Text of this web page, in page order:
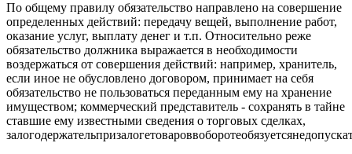
По общему правилу обязательство направлено на совершение
определенных действий: передачу вещей, выполнение работ,
оказание услуг, выплату денег и т.п. Относительно реже
обязательство должника выражается в необходимости
воздержаться от совершения действий: например, хранитель,
если иное не обусловлено договором, принимает на себя
обязательство не пользоваться переданным ему на хранение
имуществом; коммерческий представитель - сохранять в тайне
ставшие ему известными сведения о торговых сделках,